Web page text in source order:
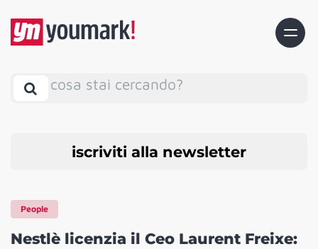
cosa stai cercando?
iscriviti alla newsletter
People
Nestlè licenzia il Ceo Laurent Freixe: